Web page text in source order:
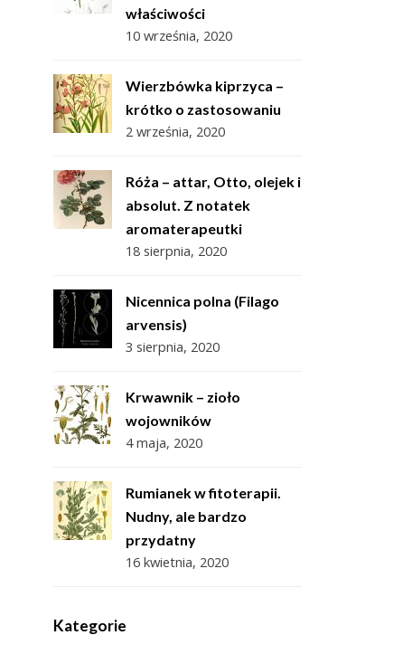
właściwości
10 września, 2020
Wierzbówka kiprzyca –
krótko o zastosowaniu
2 września, 2020
Róża – attar, Otto, olejek i
absolut. Z notatek
aromaterapeutki
18 sierpnia, 2020
Nicennica polna (Filago
arvensis)
3 sierpnia, 2020
Krwawnik – zioło
wojowników
4 maja, 2020
Rumianek w fitoterapii.
Nudny, ale bardzo
przydatny
16 kwietnia, 2020
Kategorie